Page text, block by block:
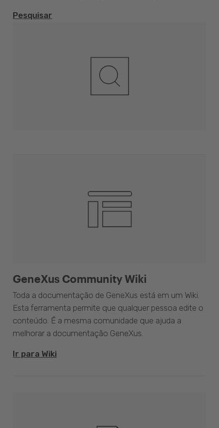
GeneXus Community Wiki
Toda a documentação de GeneXus está em um Wiki.
Esta ferramenta permite que qualquer pessoa edite o
conteúdo. É a mesma comunidade que ajuda a
melhorar a documentação GeneXus.
Ir para Wiki
Pesquisar